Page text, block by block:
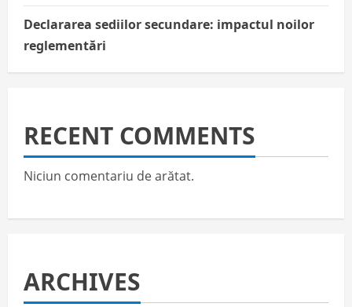
Declararea sediilor secundare: impactul noilor
reglementări
RECENT COMMENTS
Niciun comentariu de arătat.
ARCHIVES